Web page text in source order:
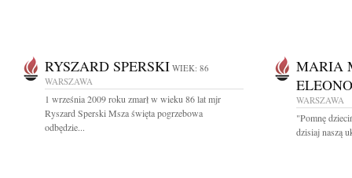
RYSZARD SPERSKI WIEK: 86
WARSZAWA
1 września 2009 roku zmarł w wieku 86 lat mjr
Ryszard Sperski Msza święta pogrzebowa
odbędzie...
MARIA
WARSZAWA
"Pomnę
dzisiaj naszą